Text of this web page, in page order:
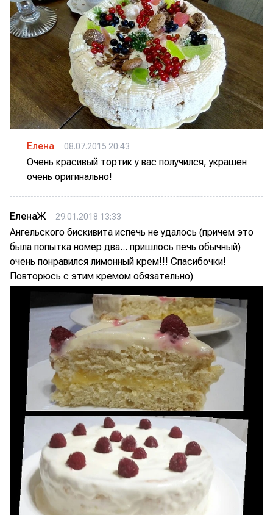
Елена 08.07.2015 20:43
Очень красивый тортик у вас получился, украшен
очень оригинально!
ЕленаЖ 29.01.2018 13:33
Ангельского бискивита испечь не удалось (причем это
была попытка номер два... пришлось печь обычный)
очень понравился лимонный крем!!! Спасибочки!
Повторюсь с этим кремом обязательно)